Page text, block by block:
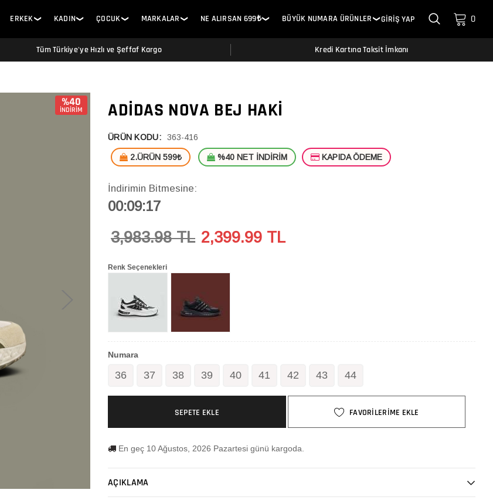
ERKEK ❯ KADIN❯ ÇOCUK ❯ MARKALAR ❯ NE ALIRSAN 699₺❯ BÜYÜK NUMARA ÜRÜNLER ❯GİRİŞ YAP 0
Tüm Türkiye'ye Hızlı ve Şeffaf Kargo Kredi Kartına Taksit İmkanı
%40
İNDİRİM ADIDAS NOVA BEJ HAKI
ÜRÜN KODU: 363-416
2.ÜRÜN 599₺ %40 NET İNDİRİM KAPIDA ÖDEME
İndirimin Bitmesine:
00:09:17
3,983.98 TL 2,399.99 TL
Renk Seçenekleri
Numara
36 37 38 39 40 41 42 43 44
SEPETE EKLE FAVORİLERİME EKLE
En geç 10 Ağustos, 2026 Pazartesi günü kargoda.
AÇIKLAMA